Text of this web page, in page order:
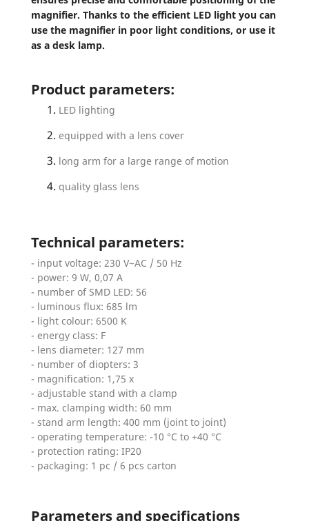
magnifier. Thanks to the efficient LED light you can
use the magnifier in poor light conditions, or use it
as a desk lamp.
Product parameters:
LED lighting
equipped with a lens cover
long arm for a large range of motion
quality glass lens
Technical parameters:
- input voltage: 230 V~AC / 50 Hz
- power: 9 W, 0,07 A
- number of SMD LED: 56
- luminous flux: 685 lm
- light colour: 6500 K
- energy class: F
- lens diameter: 127 mm
- number of diopters: 3
- magnification: 1,75 x
- adjustable stand with a clamp
- max. clamping width: 60 mm
- stand arm length: 400 mm (joint to joint)
- operating temperature: -10 °C to +40 °C
- protection rating: IP20
- packaging: 1 pc / 6 pcs carton
Parameters and specifications